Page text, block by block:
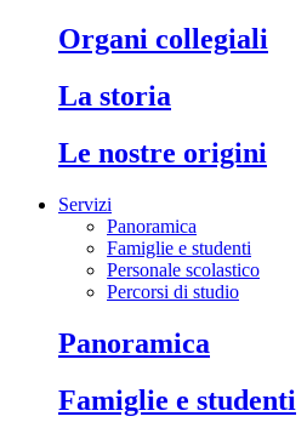
organi collegiali
la storia
le nostre origini
Servizi
Panoramica
Famiglie e studenti
Personale scolastico
Percorsi di studio
panoramica
famiglie e studenti